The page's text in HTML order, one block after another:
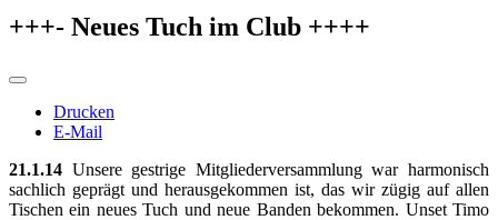
+++- Neues Tuch im Club ++++
Drucken
E-Mail
21.1.14 Unsere gestrige Mitgliederversammlung war harmonisch
sachlich geprägt und herausgekommen ist, das wir zügig auf allen
Tischen ein neues Tuch und neue Banden bekommen. Unset Timo